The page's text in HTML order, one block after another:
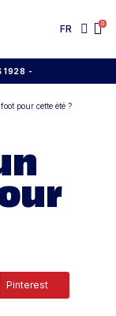
FR
1928 -
pour cette été ?
Pinterest